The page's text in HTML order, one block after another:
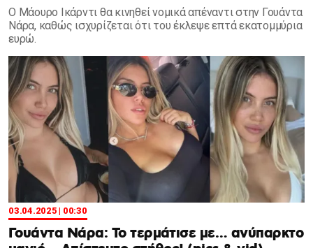
Ο Μάουρο Ικάρντι θα κινηθεί νομικά απέναντι στην Γουάντα
Νάρα, καθώς ισχυρίζεται ότι του έκλεψε επτά εκατομμύρια
ευρώ.
03.04.2025 | 00:30
Γουάντα Νάρα: Το τερμάτισε με… ανύπαρκτο